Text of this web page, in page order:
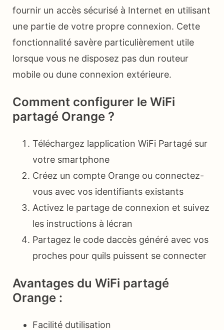
fournir un accès sécurisé à Internet en utilisant
une partie de votre propre connexion. Cette
fonctionnalité savère particulièrement utile
lorsque vous ne disposez pas dun routeur
mobile ou dune connexion extérieure.
Comment configurer le WiFi
partagé Orange ?
Téléchargez lapplication WiFi Partagé sur
votre smartphone
Créez un compte Orange ou connectez-
vous avec vos identifiants existants
Activez le partage de connexion et suivez
les instructions à lécran
Partagez le code daccès généré avec vos
proches pour quils puissent se connecter
Avantages du WiFi partagé
Orange :
Facilité dutilisation